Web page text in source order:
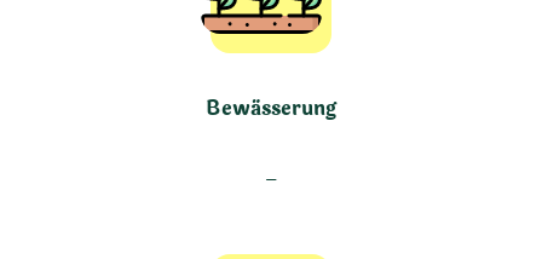
Bewässerung
–